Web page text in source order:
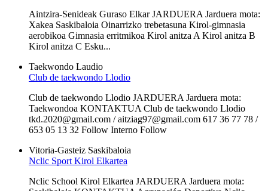
Aintzira-Senideak Guraso Elkar JARDUERA Jarduera mota:
Xakea Saskibaloia Oinarrizko trebetasuna Kirol-gimnasia
aerobikoa Gimnasia erritmikoa Kirol anitza A Kirol anitza B
Kirol anitza C Esku...
Taekwondo Laudio
Club de taekwondo Llodio
Club de taekwondo Llodio JARDUERA Jarduera mota:
Taekwondoa KONTAKTUA Club de taekwondo Llodio
tkd.2020@gmail.com / aitziag97@gmail.com 617 36 77 78 /
653 05 13 32 Follow Interno Follow
Vitoria-Gasteiz Saskibaloia
Nclic Sport Kirol Elkartea
Nclic School Kirol Elkartea JARDUERA Jarduera mota: